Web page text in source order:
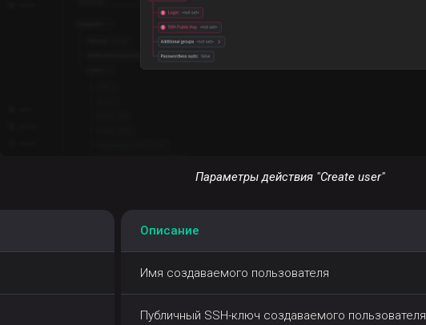
Параметры действия "Create user"
Описание
Имя создаваемого пользователя
Публичный SSH-ключ создаваемого